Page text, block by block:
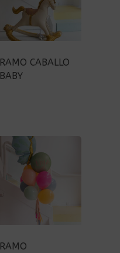
RAMO CABALLO
BABY
RAMO